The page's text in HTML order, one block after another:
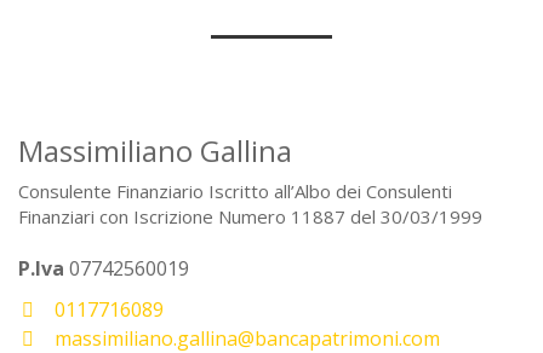
Massimiliano Gallina
Consulente Finanziario Iscritto all’Albo dei Consulenti
Finanziari con Iscrizione Numero 11887 del 30/03/1999
P.Iva 07742560019
0117716089
massimiliano.gallina@bancapatrimoni.com